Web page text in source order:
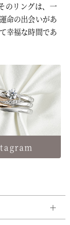
のリングは、一
命の出会いがあ
幸福な時間であ